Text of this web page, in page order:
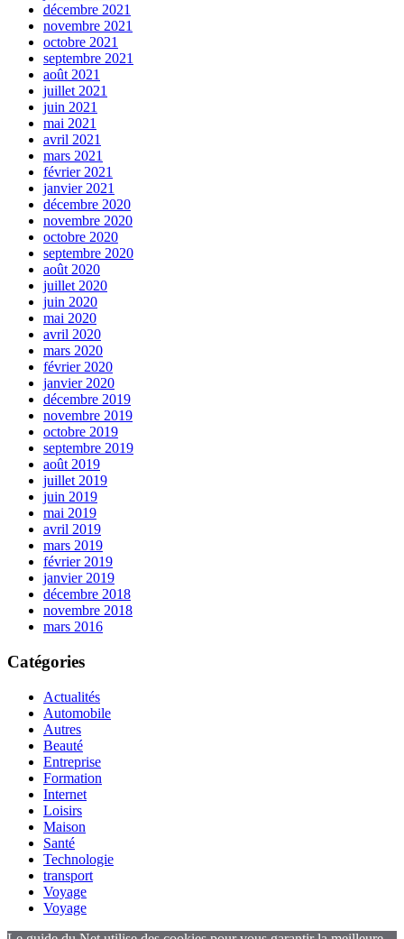
décembre 2021
novembre 2021
octobre 2021
septembre 2021
août 2021
juillet 2021
juin 2021
mai 2021
avril 2021
mars 2021
février 2021
janvier 2021
décembre 2020
novembre 2020
octobre 2020
septembre 2020
août 2020
juillet 2020
juin 2020
mai 2020
avril 2020
mars 2020
février 2020
janvier 2020
décembre 2019
novembre 2019
octobre 2019
septembre 2019
août 2019
juillet 2019
juin 2019
mai 2019
avril 2019
mars 2019
février 2019
janvier 2019
décembre 2018
novembre 2018
mars 2016
Catégories
Actualités
Automobile
Autres
Beauté
Entreprise
Formation
Internet
Loisirs
Maison
Santé
Technologie
transport
Voyage
Voyage